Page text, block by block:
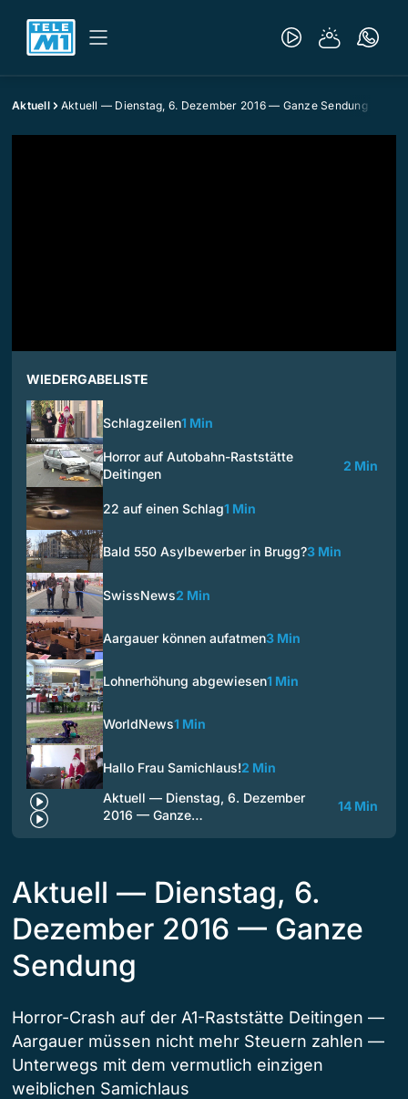
Aktuell Aktuell — Dienstag, 6. Dezember 2016 — Ganze Sendung
WIEDERGABELISTE
Schlagzeilen1 Min
Horror auf Autobahn-Raststätte
Deitingen
2 Min
22 auf einen Schlag1 Min
Bald 550 Asylbewerber in Brugg?3 Min
SwissNews2 Min
Aargauer können aufatmen3 Min
Lohnerhöhung abgewiesen1 Min
WorldNews1 Min
Hallo Frau Samichlaus!2 Min
Aktuell — Dienstag, 6. Dezember
2016 — Ganze…
14 Min
Aktuell — Dienstag, 6.
Dezember 2016 — Ganze
Sendung
Horror-Crash auf der A1-Raststätte Deitingen —
Aargauer müssen nicht mehr Steuern zahlen —
Unterwegs mit dem vermutlich einzigen
weiblichen Samichlaus